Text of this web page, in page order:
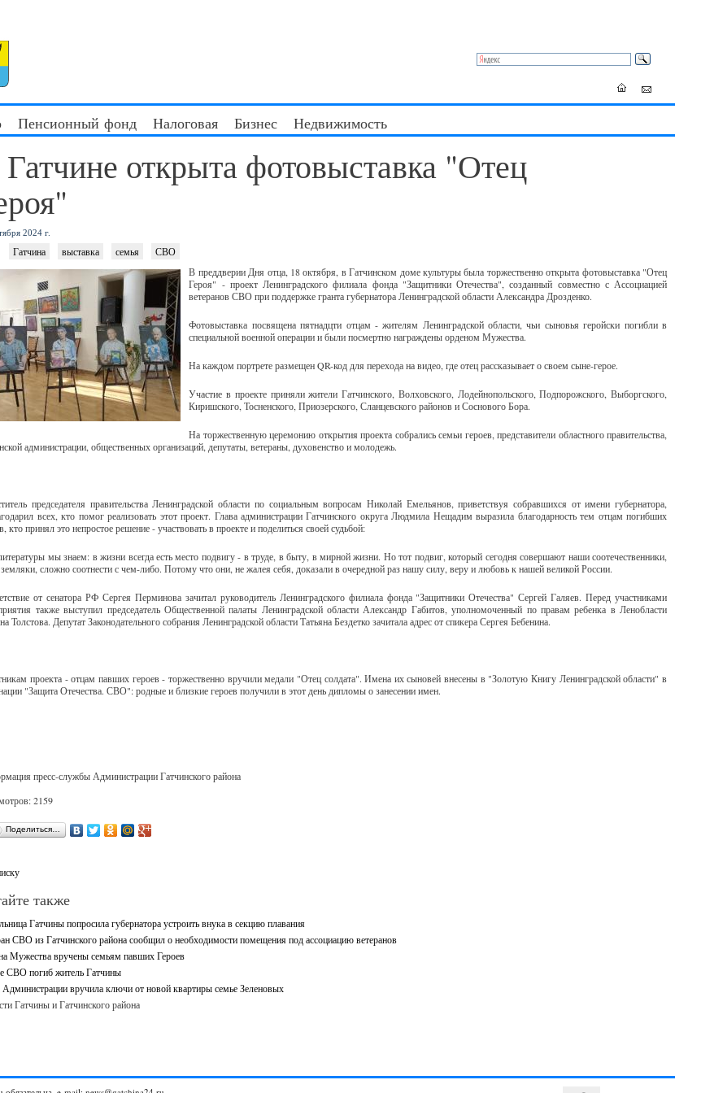
Пенсионный фонд Налоговая Бизнес Недвижимость
открыта фотовыставка "Отец
2024 г.
Гатчина выставка семья
СВО
В преддверии Дня отца, 18 октября, в Гатчинском доме культуры была торжественно открыта фотовыставка "Отец
Героя" - проект Ленинградского филиала фонда "Защитники Отечества", созданный совместно с Ассоциацией
ветеранов СВО при поддержке гранта губернатора Ленинградской области Александра Дрозденко.
Фотовыставка посвящена пятнадцти отцам - жителям Ленинградской области, чьи сыновья геройски погибли в
специальной военной операции и были посмертно награждены орденом Мужества.
На каждом портрете размещен QR-код для перехода на видео, где отец рассказывает о своем сыне-герое.
Участие в проекте приняли жители Гатчинского, Волховского, Лодейнопольского, Подпорожского, Выборгского,
Киришского, Тосненского, Приозерского, Сланцевского районов и Соснового Бора.
На торжественную церемонию открытия проекта собрались семьи героев, представители областного правительства,
администрации, общественных организаций, депутаты, ветераны, духовенство и молодежь.
председателя правительства Ленинградской области по социальным вопросам Николай Емельянов, приветствуя собравшихся от имени губернатора,
всех, кто помог реализовать этот проект. Глава администрации Гатчинского округа Людмила Нещадим выразила благодарность тем отцам погибших
кто принял это непростое решение - участвовать в проекте и поделиться своей судьбой:
мы знаем: в жизни всегда есть место подвигу - в труде, в быту, в мирной жизни. Но тот подвиг, который сегодня совершают наши соотечественники,
сложно соотнести с чем-либо. Потому что они, не жалея себя, доказали в очередной раз нашу силу, веру и любовь к нашей великой России.
от сенатора РФ Сергея Перминова зачитал руководитель Ленинградского филиала фонда "Защитники Отечества" Сергей Галяев. Перед участниками
также выступил председатель Общественной палаты Ленинградской области Александр Габитов, уполномоченный по правам ребенка в Ленобласти
Толстова. Депутат Законодательного собрания Ленинградской области Татьяна Бездетко зачитала адрес от спикера Сергея Бебенина.
проекта - отцам павших героев - торжественно вручили медали "Отец солдата". Имена их сыновей внесены в "Золотую Книгу Ленинградской области" в
"Защита Отечества. СВО": родные и близкие героев получили в этот день дипломы о занесении имен.
пресс-службы Администрации Гатчинского района
2159
Поделиться…
также
Гатчины попросила губернатора устроить внука в секцию плавания
СВО из Гатчинского района сообщил о необходимости помещения под ассоциацию ветеранов
Мужества вручены семьям павших Героев
СВО погиб житель Гатчины
Администрации вручила ключи от новой квартиры семье Зеленовых
Гатчины и Гатчинского района